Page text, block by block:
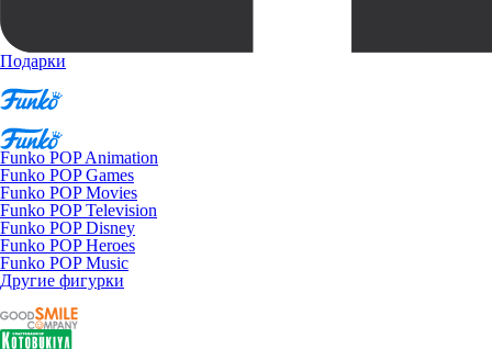
Подарки
Funko POP Animation
Funko POP Games
Funko POP Movies
Funko POP Television
Funko POP Disney
Funko POP Heroes
Funko POP Music
Другие фигурки